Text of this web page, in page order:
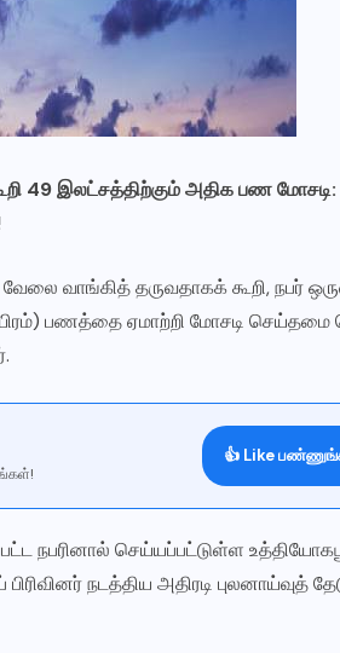
49 இலட்சத்திற்கும் அதிக பண மோசடி:
வாங்கித் தருவதாகக் கூறி, நபர்
பணத்தை ஏமாற்றி மோசடி செய்தமை
👍 Like
நபரினால் செய்யப்பட்டுள்ள
நடத்திய அதிரடி புலனாய்வுத்